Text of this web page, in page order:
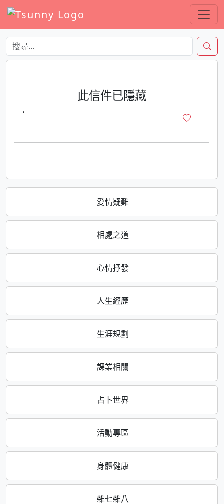
愛情疑難
相處之道
心情抒發
人生經歷
生涯規劃
課業相關
占卜世界
活動專區
身體健康
雜七雜八
此信件已隱藏
·